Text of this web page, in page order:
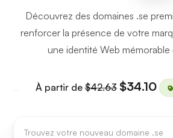
Découvrez des domaines .se
renforcer la présence de votre
une identité Web mémorable
À partir de$42.63 $34.10